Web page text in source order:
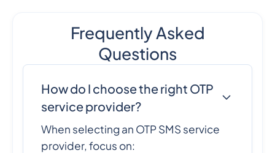
Frequently Asked
Questions
How do I choose the right OTP
service provider?
When selecting an OTP SMS service
provider, focus on: